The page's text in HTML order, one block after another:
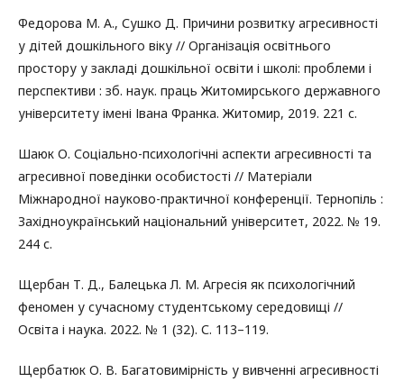
Федорова М. А., Сушко Д. Причини розвитку агресивності
у дітей дошкільного віку // Організація освітнього
простору у закладі дошкільної освіти і школі: проблеми і
перспективи : зб. наук. праць Житомирського державного
університету імені Івана Франка. Житомир, 2019. 221 с.
Шаюк О. Соціально-психологічні аспекти агресивності та
агресивної поведінки особистості // Матеріали
Міжнародної науково-практичної конференції. Тернопіль :
Західноукраїнський національний університет, 2022. № 19.
244 с.
Щербан Т. Д., Балецька Л. М. Агресія як психологічний
феномен у сучасному студентському середовищі //
Освіта і наука. 2022. № 1 (32). С. 113–119.
Щербатюк О. В. Багатовимірність у вивченні агресивності